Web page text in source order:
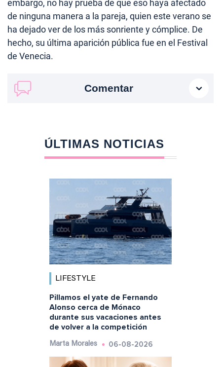
embargo, no hay prueba de que eso haya afectado
de ninguna manera a la pareja, quien este verano se
ha dejado ver de los más sonriente y cómplice. De
hecho, su última aparición pública fue en el Festival
de Venecia.
Comentar
ÚLTIMAS NOTICIAS
LIFESTYLE
Pillamos el yate de Fernando
Alonso cerca de Mónaco
durante sus vacaciones antes
de volver a la competición
Marta Morales 06-08-2026